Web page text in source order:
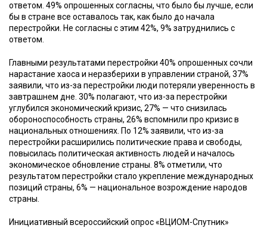
ответом. 49% опрошенных согласны, что было бы лучше, если
бы в стране все оставалось так, как было до начала
перестройки. Не согласны с этим 42%, 9% затруднились с
ответом.
Главными результатами перестройки 40% опрошенных сочли
нарастание хаоса и неразберихи в управлении страной, 37%
заявили, что из-за перестройки люди потеряли уверенность в
завтрашнем дне. 30% полагают, что из-за перестройки
углубился экономический кризис, 27% — что снизилась
обороноспособность страны, 26% вспомнили про кризис в
национальных отношениях. По 12% заявили, что из-за
перестройки расширились политические права и свободы,
повысилась политическая активность людей и началось
экономическое обновление страны. 8% отметили, что
результатом перестройки стало укрепление международных
позиций страны, 6% — национальное возрождение народов
страны.
Инициативный всероссийский опрос «ВЦИОМ-Спутник»